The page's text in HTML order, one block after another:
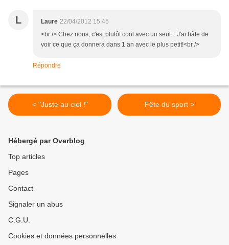
L Laure 22/04/2012 15:45
<br /> Chez nous, c'est plutôt cool avec un seul... J'ai hâte de
voir ce que ça donnera dans 1 an avec le plus petit!<br />
Répondre
< "Juste au ciel !" Fête du sport >
Hébergé par Overblog
Top articles
Pages
Contact
Signaler un abus
C.G.U.
Cookies et données personnelles